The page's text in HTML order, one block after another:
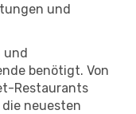
und
und
benötigt. Von
Restaurants
neuesten